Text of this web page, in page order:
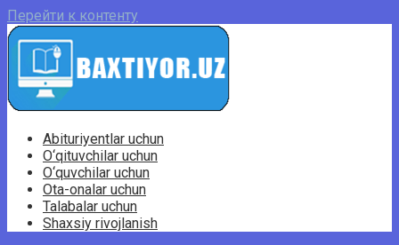
Перейти к контенту
Abituriyentlar uchun
O‘qituvchilar uchun
O‘quvchilar uchun
Ota-onalar uchun
Talabalar uchun
Shaxsiy rivojlanish